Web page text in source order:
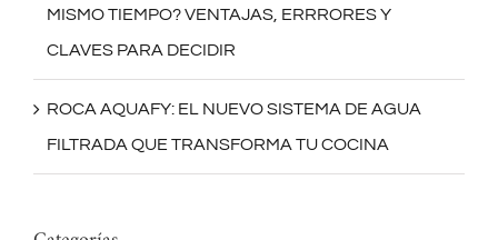
MISMO TIEMPO? VENTAJAS, ERRRORES Y
CLAVES PARA DECIDIR
ROCA AQUAFY: EL NUEVO SISTEMA DE AGUA
FILTRADA QUE TRANSFORMA TU COCINA